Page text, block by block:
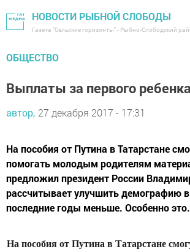
НОВОСТИ РЫБНОЙ СЛОБОДЫ
Газета "Сельские горизонты" - Рыбно-Слободский
ОБЩЕСТВО
Выплаты за первого
автор, 27 декабря 2017 - 17:31
На пособия от Путина в Татарстане
помогать молодым родителям
предложил президент России
рассчитывает улучшить демографию
последние годы меньше. Особенно
На пособия от Путина в Татарстане